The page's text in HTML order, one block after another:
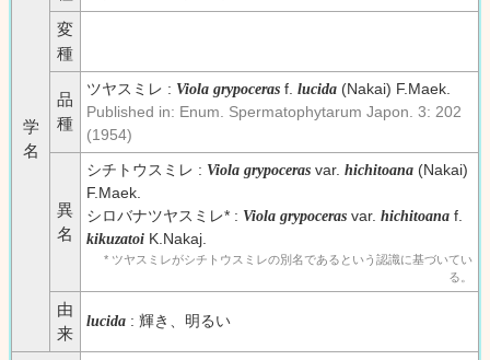
学
名
変
種
品
種
ツヤスミレ : Viola grypoceras f. lucida (Nakai) F.Maek.
Published in: Enum. Spermatophytarum Japon. 3: 202
(1954)
異
名
シチトウスミレ : Viola grypoceras var. hichitoana (Nakai)
F.Maek.
シロバナツヤスミレ* : Viola grypoceras var. hichitoana f.
kikuzatoi K.Nakaj.
* ツヤスミレがシチトウスミレの別名であるという認識に基づいてい
る。
由
来
lucida : 輝き、明るい